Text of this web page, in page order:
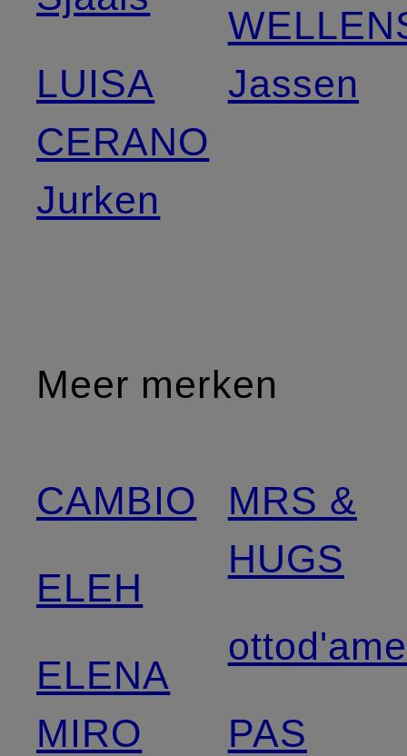
LUISA
CERANO
Jurken
Jassen
Meer merken
CAMBIO
ELEH
ELENA
MIRO
MRS &
HUGS
ottod'ame
PAS